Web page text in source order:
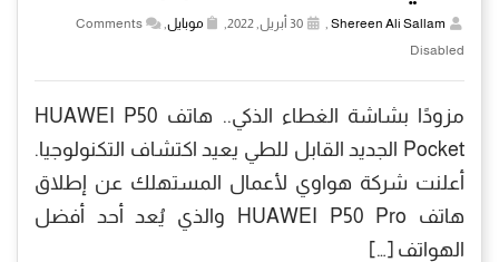
Shereen Ali Sallam
, موبايل,
Comments
Disabled
مزودًا بشاشة الغطاء الذكي.. هاتف HUAWEI P50
Pocket الجديد القابل للطي يعيد اكتشاف التكنولوجيا.
أعلنت شركة هواوي لأعمال المستهلك عن إطلاق
هاتف HUAWEI P50 Pro والذي يُعد أحد أفضل
الهواتف […]